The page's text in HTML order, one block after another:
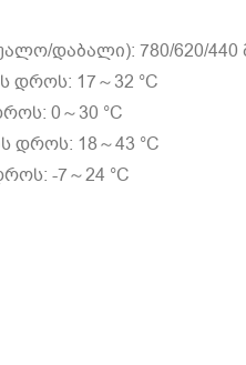
დაბალი): 780/620/440
დროს: 17～32 °C
0～30 °C
დროს: 18～43 °C
-7～24 °C